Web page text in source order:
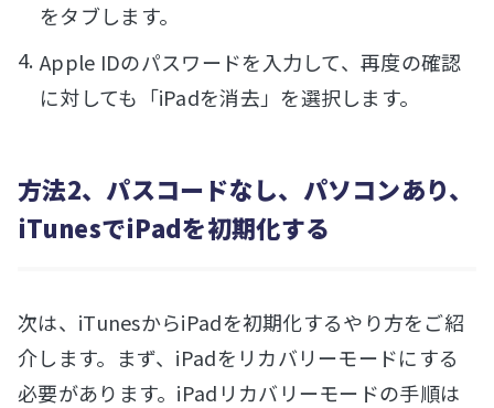
をタブします。
Apple IDのパスワードを入力して、再度の確認
に対しても「iPadを消去」を選択します。
方法2、パスコードなし、パソコンあり、
iTunesでiPadを初期化する
次は、iTunesからiPadを初期化するやり方をご紹
介します。まず、iPadをリカバリーモードにする
必要があります。iPadリカバリーモードの手順は